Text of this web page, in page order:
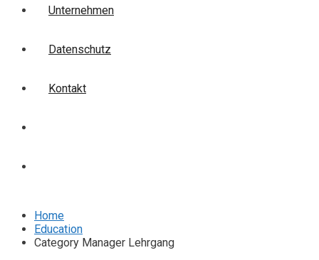
Unternehmen
Datenschutz
Kontakt
Home
Education
Category Manager Lehrgang